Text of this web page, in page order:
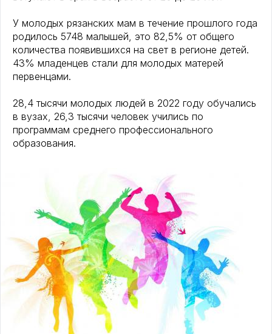
У молодых рязанских мам в течение прошлого года
родилось 5748 малышей, это 82,5% от общего
количества появившихся на свет в регионе детей.
43% младенцев стали для молодых матерей
первенцами.
28,4 тысячи молодых людей в 2022 году обучались
в вузах, 26,3 тысячи человек учились по
программам среднего профессионального
образования.